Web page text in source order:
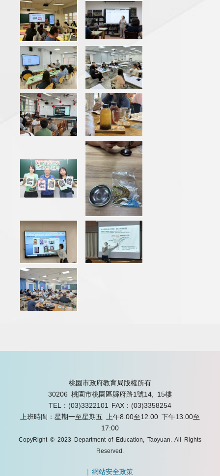
桃園市政府教育局版權所有
30206 桃園市桃園區縣府路1號14, 15樓
TEL：(03)3322101
FAX：(03)3358254
上班時間：星期一至星期五 上午8:00至12:00 下午13:00至
17:00
CopyRight © 2023 Department of Education, Taoyuan. All Rights
Reserved.
|網站安全政策